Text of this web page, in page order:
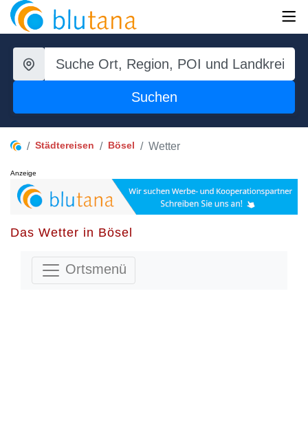
Suchen
Städtereisen Bösel Wetter
Anzeige
Das Wetter in Bösel
Ortsmenü